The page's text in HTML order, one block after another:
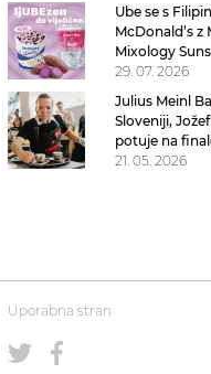
Ube se s
McDonald’s
Mixology
29. 07. 2026
Julius Meinl
Sloveniji,
potuje na
21. 05. 2026
Uporabna stran